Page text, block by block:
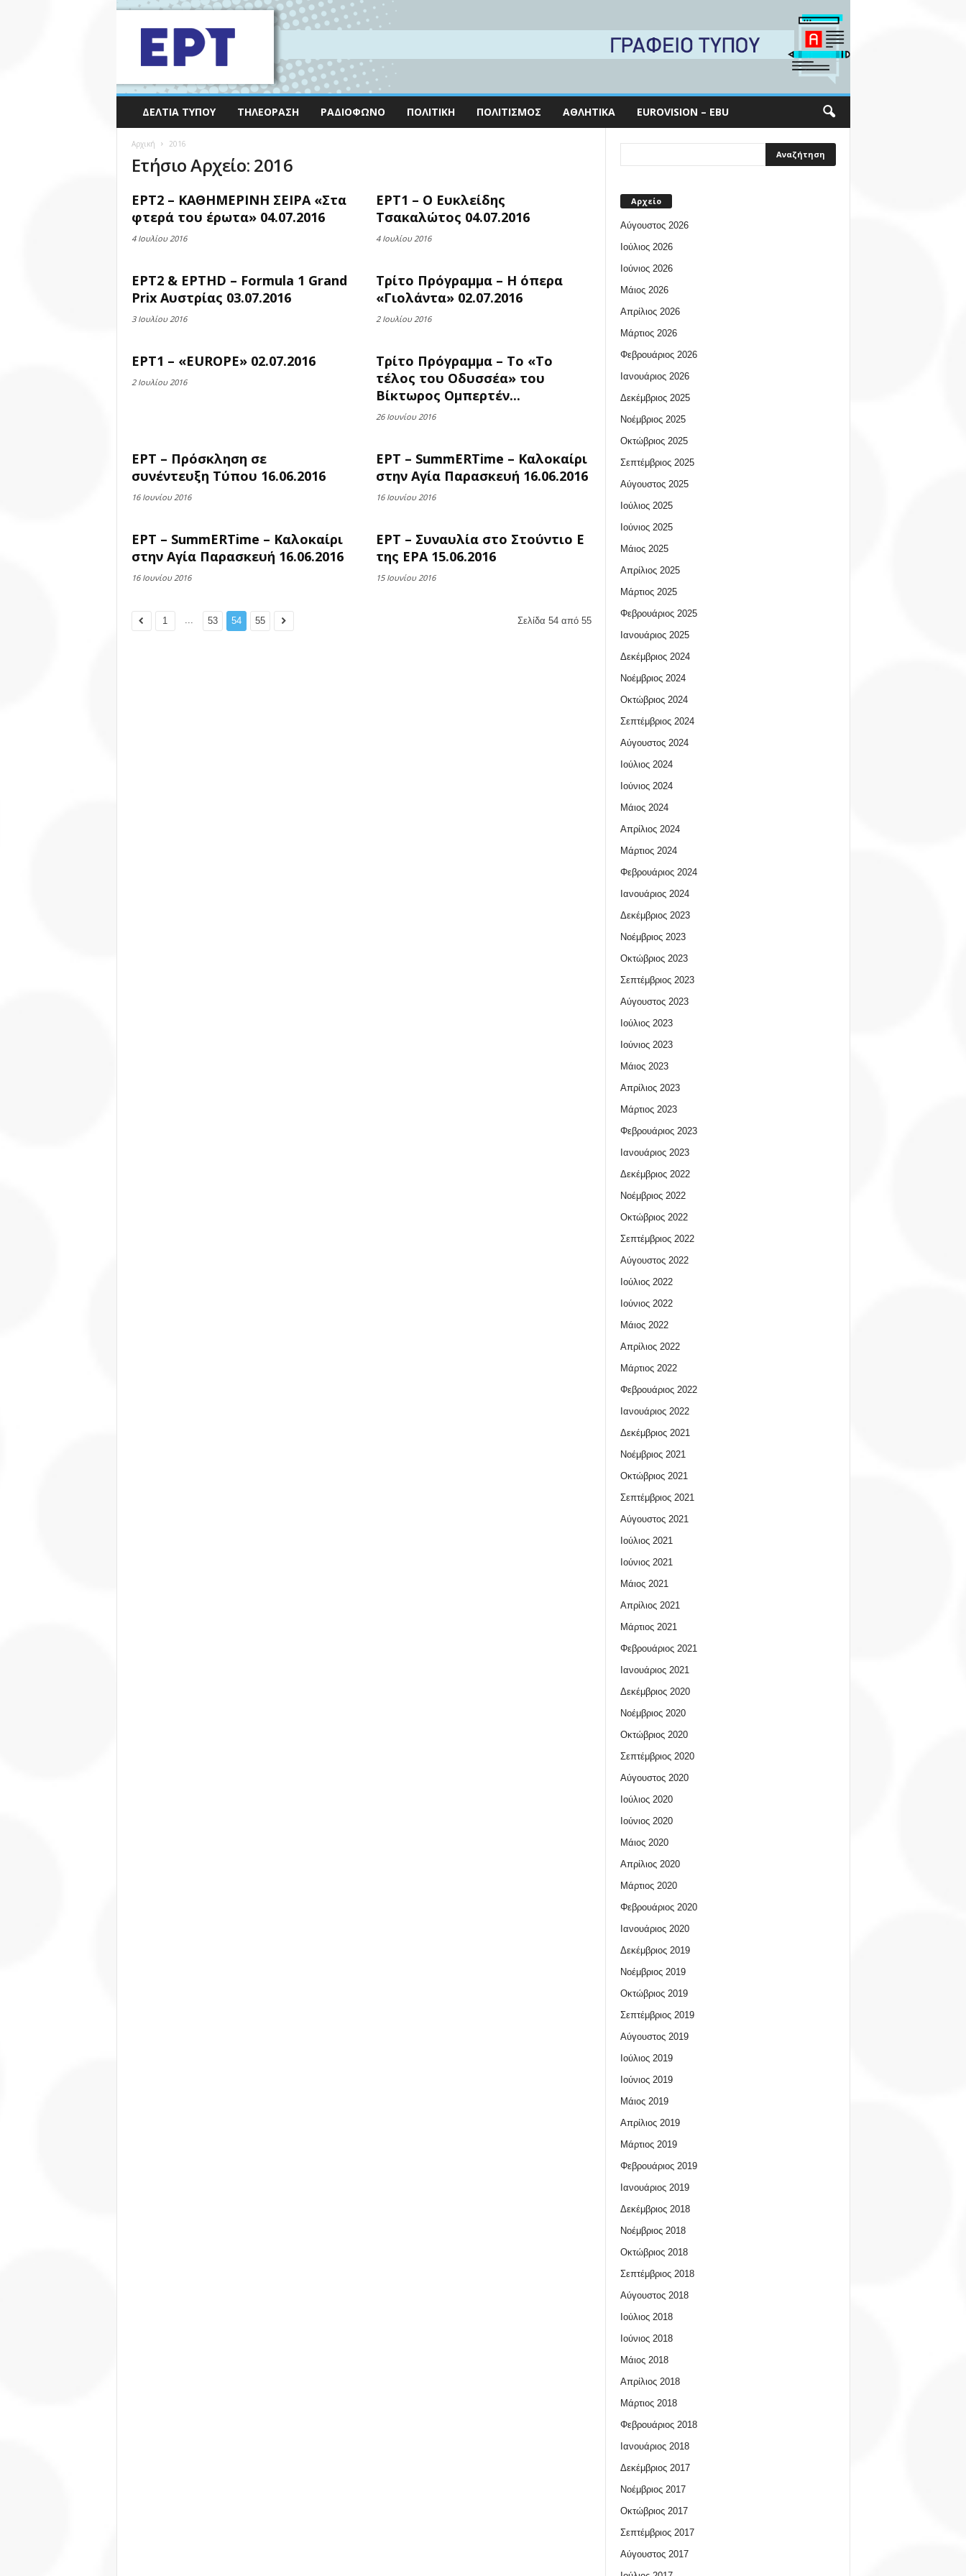
ΔΕΛΤΊΑ ΤΎΠΟΥ ΤΗΛΕΌΡΑΣΗ ΡΑΔΙΌΦΩΝΟ ΠΟΛΙΤΙΚΉ ΠΟΛΙΤΙΣΜΌΣ ΑΘΛΗΤΙΚΆ EUROVISION – EBU
Αρχική 2016
Ετήσιο Αρχείο: 2016
ΕΡΤ2 – ΚΑΘΗΜΕΡΙΝΗ ΣΕΙΡΑ «Στα
φτερά του έρωτα» 04.07.2016
4 Ιουλίου 2016
ΕΡΤ1 – Ο Ευκλείδης
Τσακαλώτος 04.07.2016
4 Ιουλίου 2016
ΕΡΤ2 & ΕΡΤHD – Formula 1 Grand
Prix Αυστρίας 03.07.2016
3 Ιουλίου 2016
Τρίτο Πρόγραμμα – Η όπερα
«Γιολάντα» 02.07.2016
2 Ιουλίου 2016
ΕΡΤ1 – «EUROPE» 02.07.2016
2 Ιουλίου 2016
Τρίτο Πρόγραμμα – Το «Το
τέλος του Οδυσσέα» του
Βίκτωρος Ομπερτέν...
26 Ιουνίου 2016
ΕΡΤ – Πρόσκληση σε
συνέντευξη Τύπου 16.06.2016
16 Ιουνίου 2016
ΕΡΤ – SummERTime – Καλοκαίρι
στην Αγία Παρασκευή 16.06.2016
16 Ιουνίου 2016
ΕΡΤ – SummERTime – Καλοκαίρι
στην Αγία Παρασκευή 16.06.2016
16 Ιουνίου 2016
ΕΡΤ – Συναυλία στο Στούντιο Ε
της ΕΡΑ 15.06.2016
15 Ιουνίου 2016
1 ... 53 54 55 Σελίδα 54 από 55
Αρχείο
Αύγουστος 2026
Ιούλιος 2026
Ιούνιος 2026
Μάιος 2026
Απρίλιος 2026
Μάρτιος 2026
Φεβρουάριος 2026
Ιανουάριος 2026
Δεκέμβριος 2025
Νοέμβριος 2025
Οκτώβριος 2025
Σεπτέμβριος 2025
Αύγουστος 2025
Ιούλιος 2025
Ιούνιος 2025
Μάιος 2025
Απρίλιος 2025
Μάρτιος 2025
Φεβρουάριος 2025
Ιανουάριος 2025
Δεκέμβριος 2024
Νοέμβριος 2024
Οκτώβριος 2024
Σεπτέμβριος 2024
Αύγουστος 2024
Ιούλιος 2024
Ιούνιος 2024
Μάιος 2024
Απρίλιος 2024
Μάρτιος 2024
Φεβρουάριος 2024
Ιανουάριος 2024
Δεκέμβριος 2023
Νοέμβριος 2023
Οκτώβριος 2023
Σεπτέμβριος 2023
Αύγουστος 2023
Ιούλιος 2023
Ιούνιος 2023
Μάιος 2023
Απρίλιος 2023
Μάρτιος 2023
Φεβρουάριος 2023
Ιανουάριος 2023
Δεκέμβριος 2022
Νοέμβριος 2022
Οκτώβριος 2022
Σεπτέμβριος 2022
Αύγουστος 2022
Ιούλιος 2022
Ιούνιος 2022
Μάιος 2022
Απρίλιος 2022
Μάρτιος 2022
Φεβρουάριος 2022
Ιανουάριος 2022
Δεκέμβριος 2021
Νοέμβριος 2021
Οκτώβριος 2021
Σεπτέμβριος 2021
Αύγουστος 2021
Ιούλιος 2021
Ιούνιος 2021
Μάιος 2021
Απρίλιος 2021
Μάρτιος 2021
Φεβρουάριος 2021
Ιανουάριος 2021
Δεκέμβριος 2020
Νοέμβριος 2020
Οκτώβριος 2020
Σεπτέμβριος 2020
Αύγουστος 2020
Ιούλιος 2020
Ιούνιος 2020
Μάιος 2020
Απρίλιος 2020
Μάρτιος 2020
Φεβρουάριος 2020
Ιανουάριος 2020
Δεκέμβριος 2019
Νοέμβριος 2019
Οκτώβριος 2019
Σεπτέμβριος 2019
Αύγουστος 2019
Ιούλιος 2019
Ιούνιος 2019
Μάιος 2019
Απρίλιος 2019
Μάρτιος 2019
Φεβρουάριος 2019
Ιανουάριος 2019
Δεκέμβριος 2018
Νοέμβριος 2018
Οκτώβριος 2018
Σεπτέμβριος 2018
Αύγουστος 2018
Ιούλιος 2018
Ιούνιος 2018
Μάιος 2018
Απρίλιος 2018
Μάρτιος 2018
Φεβρουάριος 2018
Ιανουάριος 2018
Δεκέμβριος 2017
Νοέμβριος 2017
Οκτώβριος 2017
Σεπτέμβριος 2017
Αύγουστος 2017